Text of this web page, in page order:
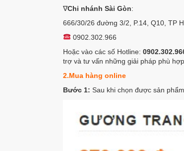
∇Chi nhánh Sài Gòn:
666/30/26 đường 3/2, P.14, Q10, TP
0902.302.966
Hoặc vào các số Hotline:
trợ và tư vấn những giải pháp phù
2.Mua hàng online
Bước 1: Sau khi chọn được sản